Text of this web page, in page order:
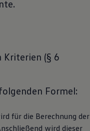
Kriterien (§ 6
Formel:
für die Berechnung der
wird dieser